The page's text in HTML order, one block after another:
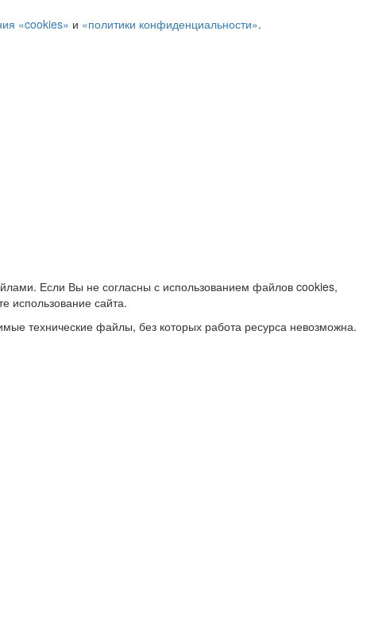
«cookies» и «политики конфиденциальности».
Если Вы не согласны с использованием файлов cookies,
использование сайта.
технические файлы, без которых работа ресурса невозможна.